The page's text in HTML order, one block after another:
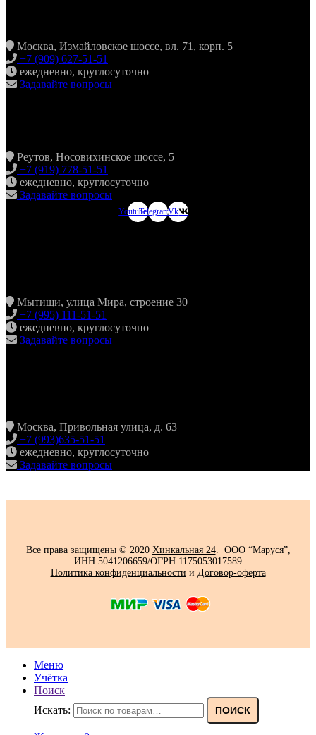
Москва, Измайловское шоссе, вл. 71, корп. 5
+7 (909) 627-51-51
ежедневно, круглосуточно
Задавайте вопросы
Реутов, Носовихинское шоссе, 5
+7 (919) 778-51-51
ежедневно, круглосуточно
Задавайте вопросы
YoutubeTelegramVk
Мытищи, улица Мира, строение 30
+7 (995) 111-51-51
ежедневно, круглосуточно
Задавайте вопросы
Москва, Привольная улица, д. 63
+7 (993)635-51-51
ежедневно, круглосуточно
Задавайте вопросы
Все права защищены © 2020 Хинкальная 24. ООО “Маруся”,
ИНН:5041206659/ОГРН:1175053017589
Политика конфиденциальности‍ и Договор-оферта
Меню
Учётка
Поиск
Искать:
ПОИСК